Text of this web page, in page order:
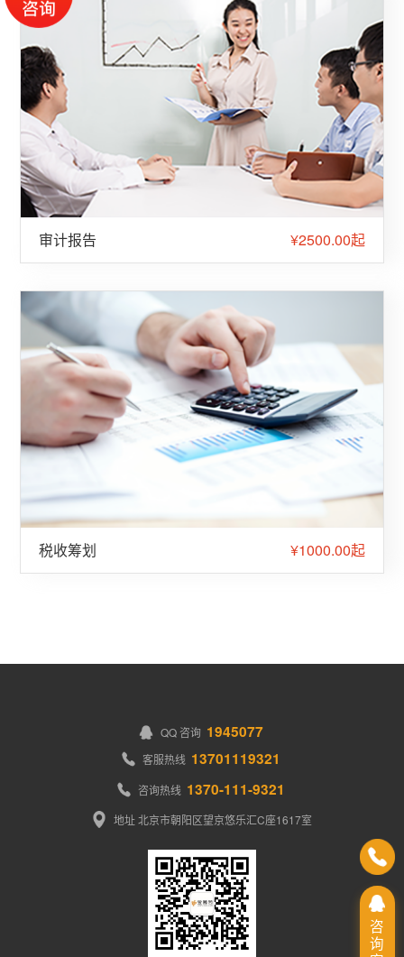
审计报告 ¥2500.00起
税收筹划 ¥1000.00起
QQ 咨询 1945077
客服热线 13701119321
咨询热线 1370-111-9321
地址 北京市朝阳区望京悠乐汇C座1617室
咨
询